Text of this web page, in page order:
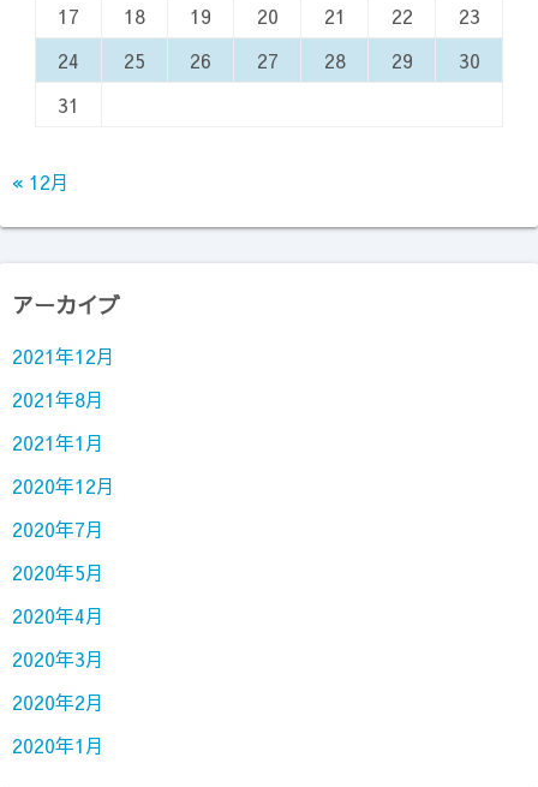
17
18 19 20 21 22
23
24
25 26 27 28 29
30
31
« 12月
アーカイブ
2021年12月
2021年8月
2021年1月
2020年12月
2020年7月
2020年5月
2020年4月
2020年3月
2020年2月
2020年1月